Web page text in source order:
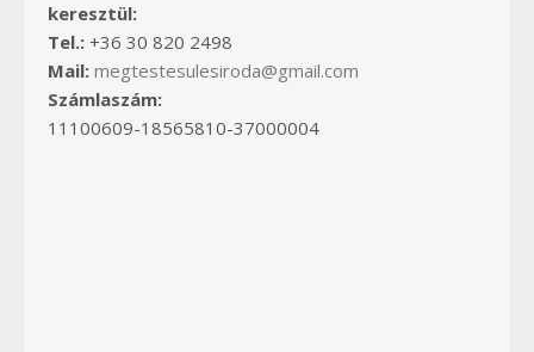
keresztül:
Tel.: +36 30 820 2498
Mail: megtestesulesiroda@gmail.com
Számlaszám:
11100609-18565810-37000004